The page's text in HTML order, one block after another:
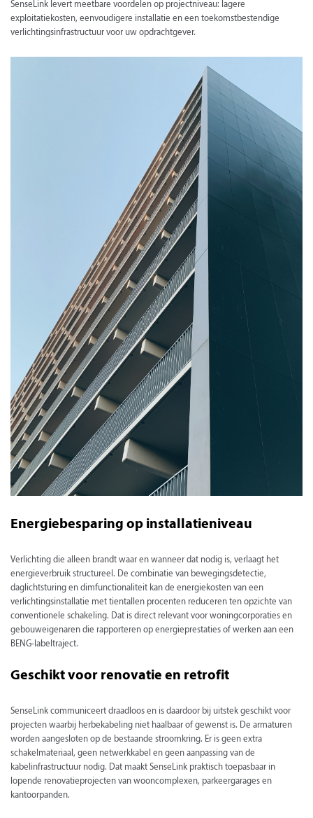
SenseLink levert meetbare voordelen op projectniveau: lagere
exploitatiekosten, eenvoudigere installatie en een toekomstbestendige
verlichtingsinfrastructuur voor uw opdrachtgever.
Energiebesparing op installatieniveau
Verlichting die alleen brandt waar en wanneer dat nodig is, verlaagt het
energieverbruik structureel. De combinatie van bewegingsdetectie,
daglichtsturing en dimfunctionaliteit kan de energiekosten van een
verlichtingsinstallatie met tientallen procenten reduceren ten opzichte van
conventionele schakeling. Dat is direct relevant voor woningcorporaties en
gebouweigenaren die rapporteren op energieprestaties of werken aan een
BENG-labeltraject.
Geschikt voor renovatie en retrofit
SenseLink communiceert draadloos en is daardoor bij uitstek geschikt voor
projecten waarbij herbekabeling niet haalbaar of gewenst is. De armaturen
worden aangesloten op de bestaande stroomkring. Er is geen extra
schakelmateriaal, geen netwerkkabel en geen aanpassing van de
kabelinfrastructuur nodig. Dat maakt SenseLink praktisch toepasbaar in
lopende renovatieprojecten van wooncomplexen, parkeergarages en
kantoorpanden.